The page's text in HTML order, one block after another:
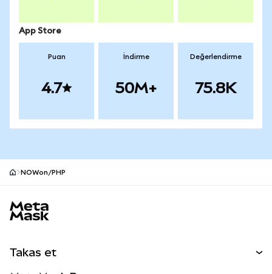
App Store
Puan
4.7
İndirme
50M+
Değerlendirme
75.8K
NOWon/PHP
Takas et